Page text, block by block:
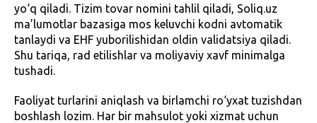
yo‘q qiladi. Tizim tovar nomini tahlil qiladi, Soliq.uz
ma’lumotlar bazasiga mos keluvchi kodni avtomatik
tanlaydi va EHF yuborilishidan oldin validatsiya qiladi.
Shu tariqa, rad etilishlar va moliyaviy xavf minimalga
tushadi.
Faoliyat turlarini aniqlash va birlamchi ro‘yxat tuzishdan
boshlash lozim. Har bir mahsulot yoki xizmat uchun